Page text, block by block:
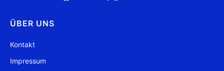
ÜBER UNS
Kontakt
Impressum